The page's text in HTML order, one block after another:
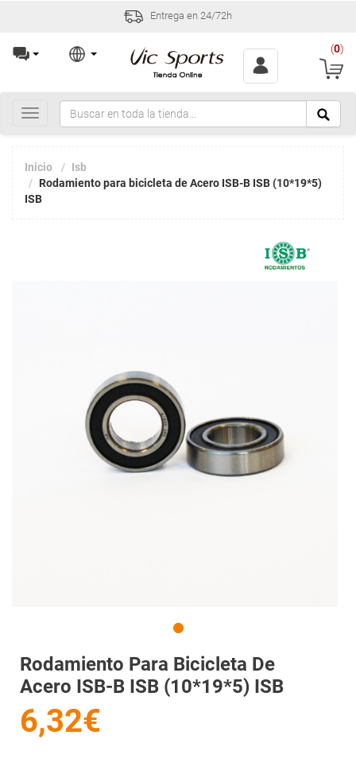
Entrega en 24/72h
(0)
Toggle
navigation
Inicio
Isb
Rodamiento para bicicleta de Acero ISB-B ISB (10*19*5)
ISB
Rodamiento Para Bicicleta De
Acero ISB-B ISB (10*19*5) ISB
6,32€